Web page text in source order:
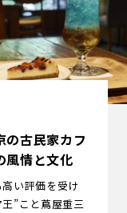
古民家カフ
風情と文化
い評価を受け
”こと蔦屋重三